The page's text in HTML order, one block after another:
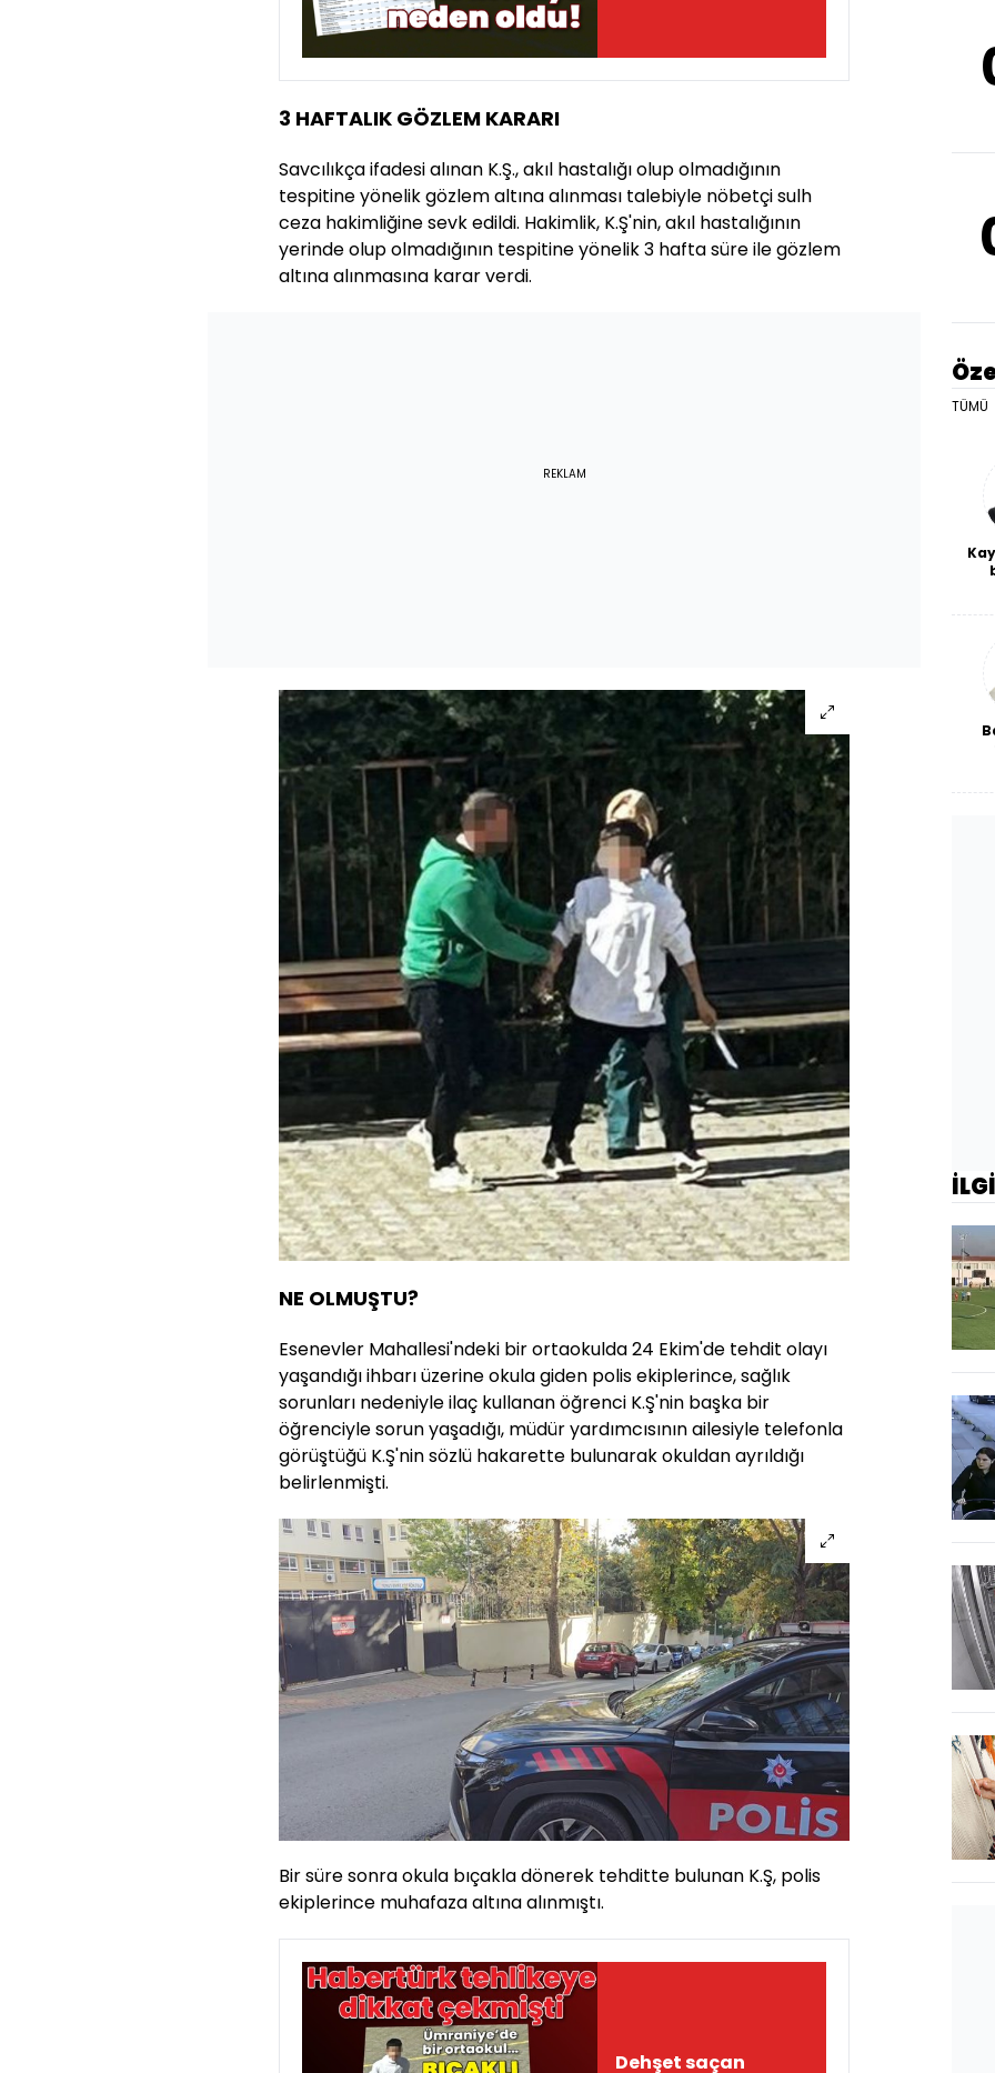
3 HAFTALIK GÖZLEM KARARI
Savcılıkça ifadesi alınan K.Ş., akıl hastalığı olup olmadığının
tespitine yönelik gözlem altına alınması talebiyle nöbetçi sulh
ceza hakimliğine sevk edildi. Hakimlik, K.Ş'nin, akıl hastalığının
yerinde olup olmadığının tespitine yönelik 3 hafta süre ile gözlem
altına alınmasına karar verdi.
REKLAM
NE OLMUŞTU?
Esenevler Mahallesi'ndeki bir ortaokulda 24 Ekim'de tehdit olayı
yaşandığı ihbarı üzerine okula giden polis ekiplerince, sağlık
sorunları nedeniyle ilaç kullanan öğrenci K.Ş'nin başka bir
öğrenciyle sorun yaşadığı, müdür yardımcısının ailesiyle telefonla
görüştüğü K.Ş'nin sözlü hakarette bulunarak okuldan ayrıldığı
belirlenmişti.
Bir süre sonra okula bıçakla dönerek tehditte bulunan K.Ş, polis
ekiplerince muhafaza altına alınmıştı.
Dehşet saçan
TÜMÜ